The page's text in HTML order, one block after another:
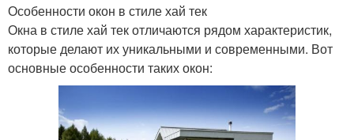
Особенности окон в стиле хай тек
Окна в стиле хай тек отличаются рядом характеристик,
которые делают их уникальными и современными. Вот
основные особенности таких окон: